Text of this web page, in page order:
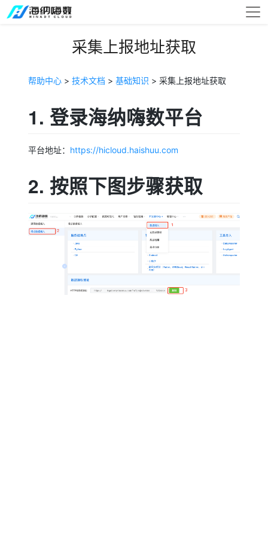
采集上报地址获取
帮助中心 >技术文档 >基础知识 > 采集上报地址获取
1. 登录海纳嗨数平台
平台地址： https://hicloud.haishuu.com
2. 按照下图步骤获取